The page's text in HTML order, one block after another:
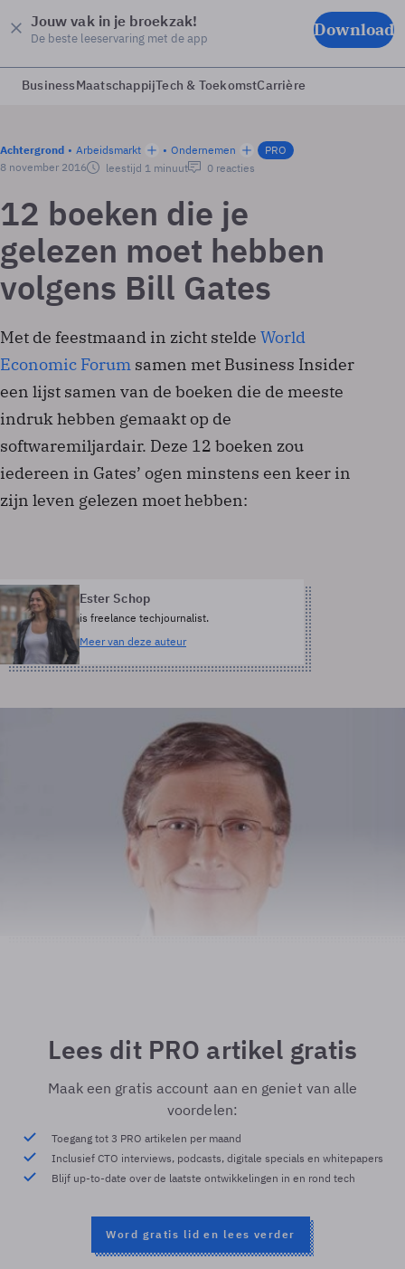
Jouw vak in je broekzak!
De beste leeservaring met de app Download
BusinessMaatschappijTech & ToekomstCarrière
Achtergrond Arbeidsmarkt Ondernemen
PRO
8 november 2016
leestijd 1 minuut 0 reacties
12 boeken die je
gelezen moet hebben
volgens Bill Gates
Met de feestmaand in zicht stelde World
Economic Forum samen met Business Insider
een lijst samen van de boeken die de meeste
indruk hebben gemaakt op de
softwaremiljardair. Deze 12 boeken zou
iedereen in Gates’ ogen minstens een keer in
zijn leven gelezen moet hebben:
Ester Schop
is freelance techjournalist.
Meer van deze auteur
Lees dit PRO artikel gratis
Maak een gratis account aan en geniet van alle
voordelen:
Toegang tot 3 PRO artikelen per maand
Inclusief CTO interviews, podcasts, digitale specials en whitepapers
Blijf up-to-date over de laatste ontwikkelingen in en rond tech
Word gratis lid en lees verder